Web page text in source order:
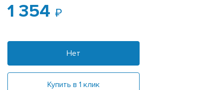
1 354
Нет
Купить в 1 клик